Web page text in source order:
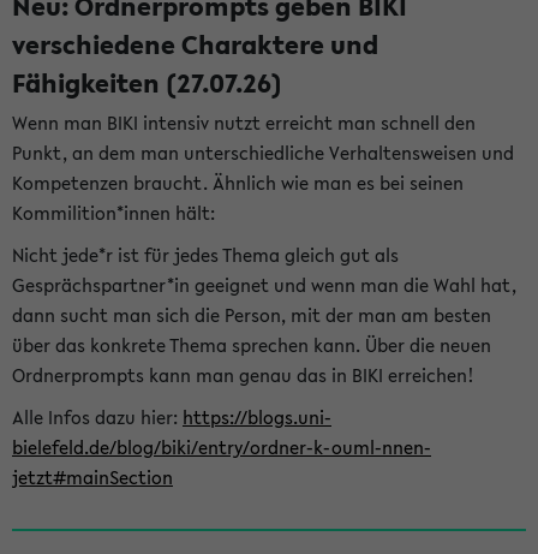
verschiedene Charaktere und
Fähigkeiten (27.07.26)
Wenn man BIKI intensiv nutzt erreicht man schnell den
Punkt, an dem man unterschiedliche Verhaltensweisen und
Kompetenzen braucht. Ähnlich wie man es bei seinen
Kommilition*innen hält:
Nicht jede*r ist für jedes Thema gleich gut als
Gesprächspartner*in geeignet und wenn man die Wahl hat,
dann sucht man sich die Person, mit der man am besten
über das konkrete Thema sprechen kann. Über die neuen
Ordnerprompts kann man genau das in BIKI erreichen!
Alle Infos dazu hier: https://blogs.uni-
bielefeld.de/blog/biki/entry/ordner-k-ouml-nnen-
jetzt#mainSection